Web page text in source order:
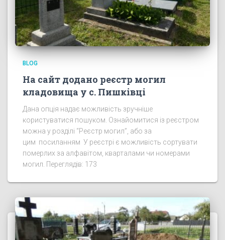
BLOG
На сайт додано реєстр могил
кладовища у с. Пишківці
Дана опція надає можливість зручніше
користуватися пошуком. Ознайомитися із реєстром
можна у розділі “Реєстр могил”, або за
цим посиланням У реєстрі є можливість сортувати
померлих за алфавітом, кварталами чи номерами
могил. Переглядів: 173